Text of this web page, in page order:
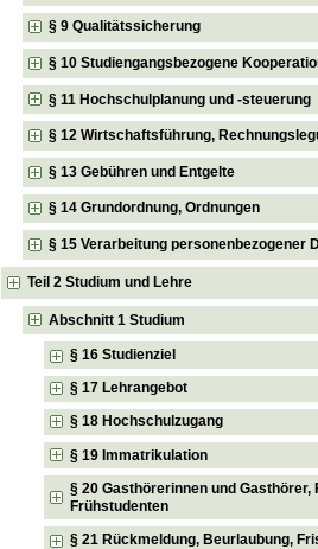
§ 9 Qualitätssicherung
§ 10 Studiengangsbezogene
§ 11 Hochschulplanung und -steuerung
§ 12 Wirtschaftsführung,
§ 13 Gebühren und Entgelte
§ 14 Grundordnung, Ordnungen
§ 15 Verarbeitung personenbezogener
Teil 2 Studium und Lehre
Abschnitt 1 Studium
§ 16 Studienziel
§ 17 Lehrangebot
§ 18 Hochschulzugang
§ 19 Immatrikulation
§ 20 Gasthörerinnen und Gasthörer,
Frühstudenten
§ 21 Rückmeldung, Beurlaubung,